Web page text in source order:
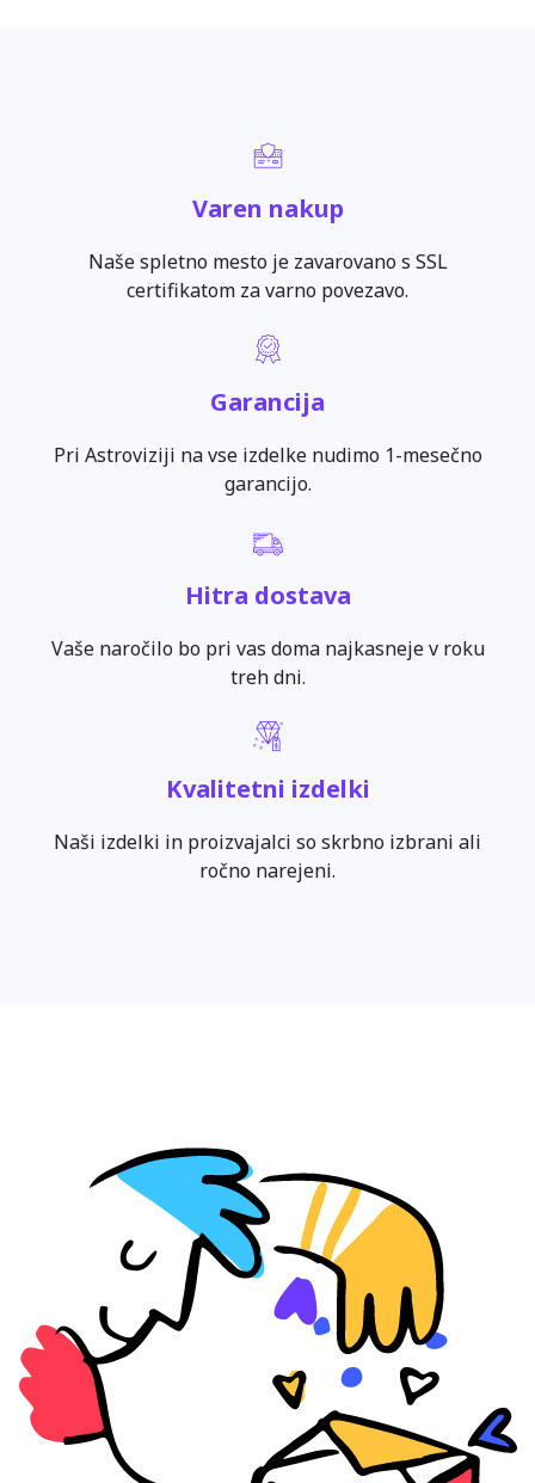
Varen nakup
Naše spletno mesto je zavarovano s SSL
certifikatom za varno povezavo.
Garancija
Pri Astroviziji na vse izdelke nudimo 1-mesečno
garancijo.
Hitra dostava
Vaše naročilo bo pri vas doma najkasneje v roku
treh dni.
Kvalitetni izdelki
Naši izdelki in proizvajalci so skrbno izbrani ali
ročno narejeni.